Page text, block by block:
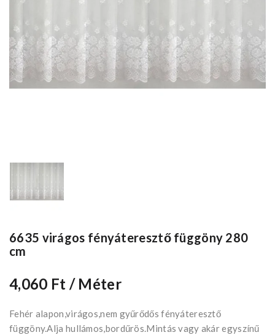
6635 virágos fényáteresztő függöny 280
cm
4,060 Ft / Méter
Fehér alapon,virágos,nem gyűrődős fényáteresztő
függöny.Alja hullámos,bordűrös.Mintás vagy akár egyszínű